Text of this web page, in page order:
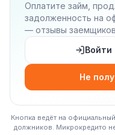
Оплатите займ,
задолженность на
— отзывы
Войти
Не
Кнопка ведёт на
должников. Микрокредито